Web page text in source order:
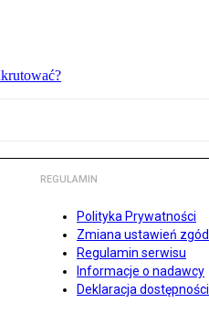
REGULAMIN
Polityka Prywatności
Zmiana ustawień zgód
Regulamin serwisu
Informacje o nadawcy
Deklaracja dostępności